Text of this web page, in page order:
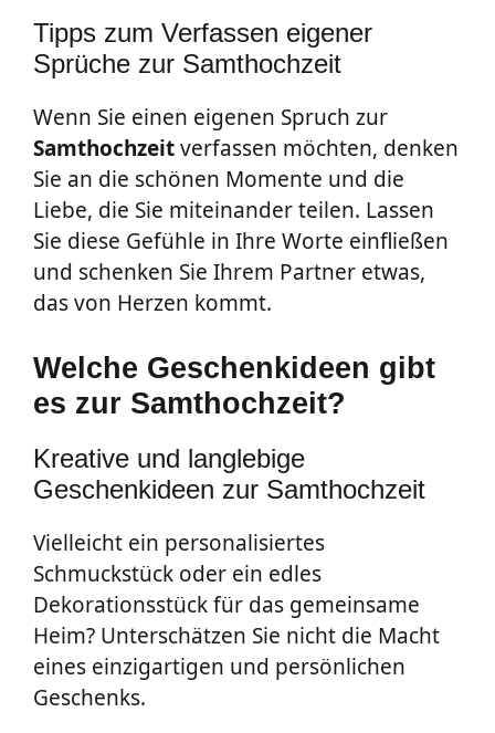
Tipps zum Verfassen eigener
Sprüche zur Samthochzeit
Wenn Sie einen eigenen Spruch zur
Samthochzeitverfassen möchten, denken
Sie an die schönen Momente und die
Liebe, die Sie miteinander teilen. Lassen
Sie diese Gefühle in Ihre Worte einfließen
und schenken Sie Ihrem Partner etwas,
das von Herzen kommt.
Welche Geschenkideen gibt
es zur Samthochzeit?
Kreative und langlebige
Geschenkideen zur Samthochzeit
Vielleicht ein personalisiertes
Schmuckstück oder ein edles
Dekorationsstück für das gemeinsame
Heim? Unterschätzen Sie nicht die Macht
eines einzigartigen und persönlichen
Geschenks.